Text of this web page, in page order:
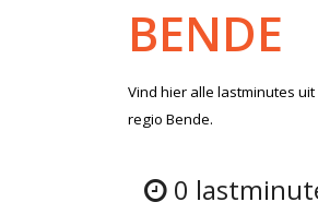
BENDE
Vind hier alle lastminutes uit
regio Bende.
0